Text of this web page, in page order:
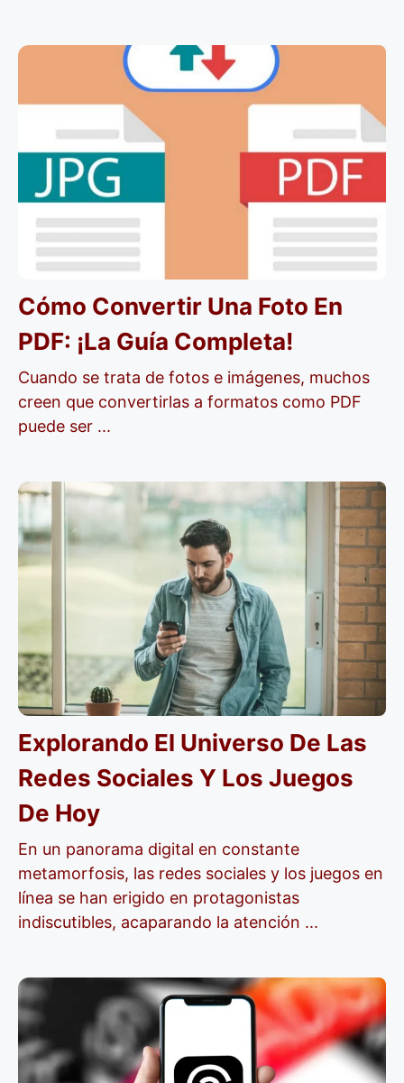
Cómo Convertir Una Foto En
PDF: ¡la Guía Completa!
Cuando se trata de fotos e imágenes, muchos
creen que convertirlas a formatos como PDF
puede ser ...
Explorando El Universo De Las
Redes Sociales Y Los Juegos
De Hoy
En un panorama digital en constante
metamorfosis, las redes sociales y los juegos en
línea se han erigido en protagonistas
indiscutibles, acaparando la atención ...